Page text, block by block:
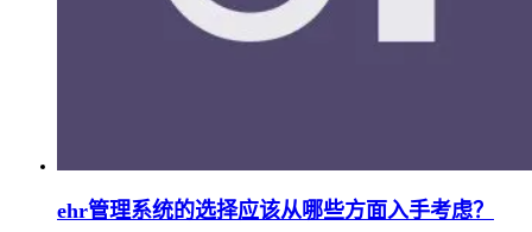
ehr管理系统的选择应该从哪些方面入手考虑？